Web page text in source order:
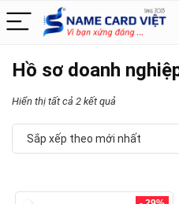
Hồ sơ doanh
Hiển thị tất cả 2 kết quả
Sắp xếp theo mới nhất